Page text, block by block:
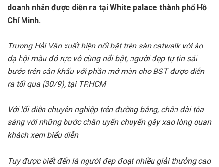
doanh nhân được diễn ra tại White palace thành phố Hồ
Chí Minh.
Trương Hải Vân xuất hiện nổi bật trên sàn catwalk với áo
dạ hội màu đỏ rực vô cùng nổi bật, người đẹp tự tin sải
bước trên sân khấu với phần mở màn cho BST được diễn
ra tối qua (30/9), tại TP.HCM
Với lối diễn chuyên nghiệp trên đường băng, chân dài tỏa
sáng với những bước chân uyển chuyển gây xao lòng quan
khách xem biểu diễn
Tuy được biết đến là người đẹp đoạt nhiều giải thưởng cao